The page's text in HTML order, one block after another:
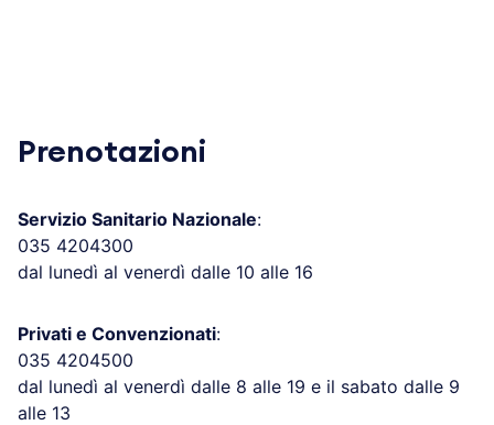
Prenotazioni
Servizio Sanitario Nazionale:
035 4204300
dal lunedì al venerdì dalle 10 alle 16
Privati e Convenzionati:
035 4204500
dal lunedì al venerdì dalle 8 alle 19 e il sabato dalle 9
alle 13